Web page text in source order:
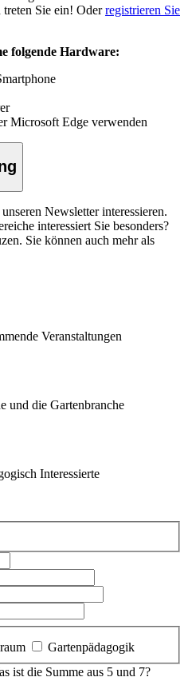
treten Sie ein! Oderregistrieren Sie
folgende Hardware:
Microsoft Edge verwenden
Newsletter interessieren.
interessiert Sie besonders?
Sie können auch mehr als
Veranstaltungen
und die Gartenbranche
Interessierte
Gartenpädagogik
ist die Summe aus 5 und 7?